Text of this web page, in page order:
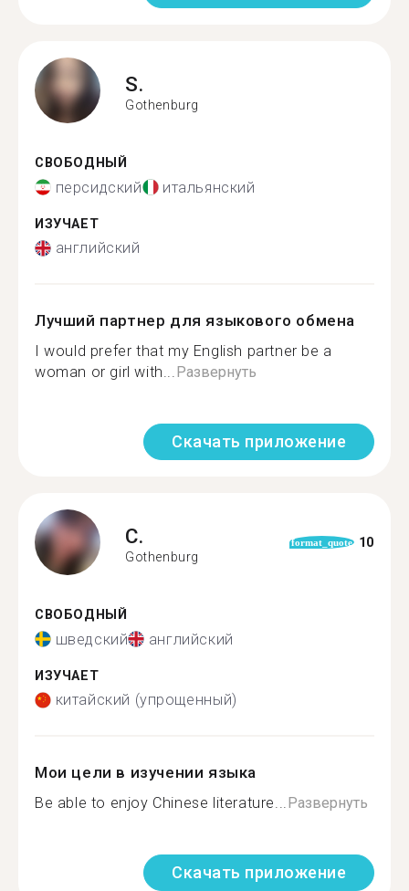
S.
Gothenburg
СВОБОДНЫЙ
персидский итальянский
ИЗУЧАЕТ
английский
Лучший партнер для языкового обмена
I would prefer that my English partner be a
woman or girl with...Развернуть
Скачать приложение
C.
Gothenburg
format_quote 10
СВОБОДНЫЙ
шведский английский
ИЗУЧАЕТ
китайский (упрощенный)
Мои цели в изучении языка
Be able to enjoy Chinese literature...Развернуть
Скачать приложение